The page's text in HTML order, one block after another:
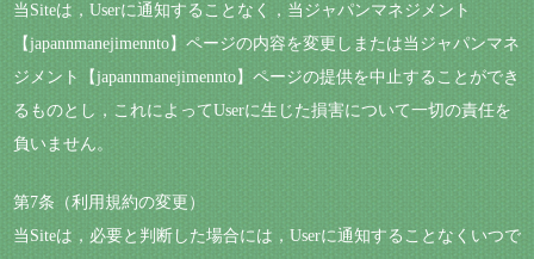
当Siteは，Userに通知することなく，当ジャパンマネジメント
【japannmanejimennto】ページの内容を変更しまたは当ジャパンマネ
ジメント【japannmanejimennto】ページの提供を中止することができ
るものとし，これによってUserに生じた損害について一切の責任を
負いません。
第7条（利用規約の変更）
当Siteは，必要と判断した場合には，Userに通知することなくいつで